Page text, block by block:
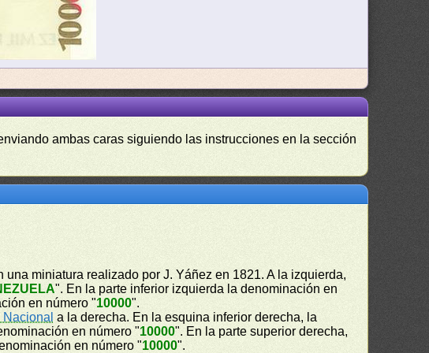
ambas caras siguiendo las instrucciones en la sección
una miniatura realizado por J. Yáñez en 1821. A la izquierda,
". En la parte inferior izquierda la denominación en
en número "10000".
a la derecha. En la esquina inferior derecha, la
en número "10000". En la parte superior derecha,
en número "10000".